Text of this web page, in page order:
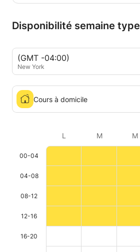
Disponibilité semaine type
(GMT -04:00)
New York
Cours à domicile
L M M
00-04
04-08
08-12
12-16
16-20